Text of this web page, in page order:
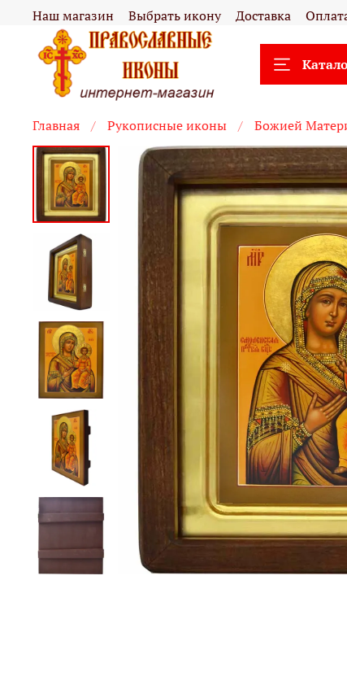
Наш магазин Выбрать икону Доставка
Главная Рукописные иконы Божией